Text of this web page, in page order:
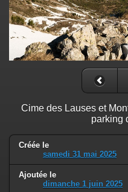
Cime des Lauses et
parking
Créée le
samedi 31 mai 2025
Ajoutée le
dimanche 1 juin 2025